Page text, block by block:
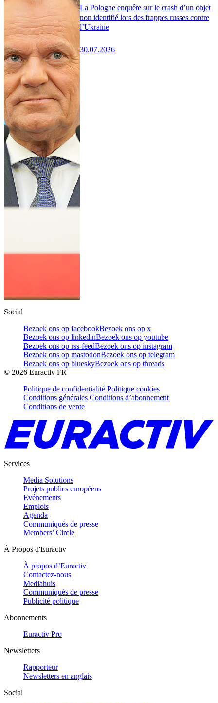
La Pologne enquête sur le crash d’un objet
non identifié lors des frappes russes contre
l’Ukraine
30.07.2026
Social
Bezoek ons op facebookBezoek ons op x
Bezoek ons op linkedinBezoek ons op youtube
Bezoek ons op rss-feedBezoek ons op instagram
Bezoek ons op mastodonBezoek ons op telegram
Bezoek ons op blueskyBezoek ons op threads
© 2026 Euractiv FR
Politique de confidentialité Politique cookies
Conditions générales Conditions d’abonnement
Conditions de vente
Services
Media Solutions
Projets publics européens
Evénements
Emplois
Agenda
Communiqués de presse
Members’ Circle
À Propos d'Euractiv
À propos d’Euractiv
Contactez-nous
Mediahuis
Communiqués de presse
Publicité politique
Abonnements
Euractiv Pro
Newsletters
Rapporteur
Newsletters en anglais
Social